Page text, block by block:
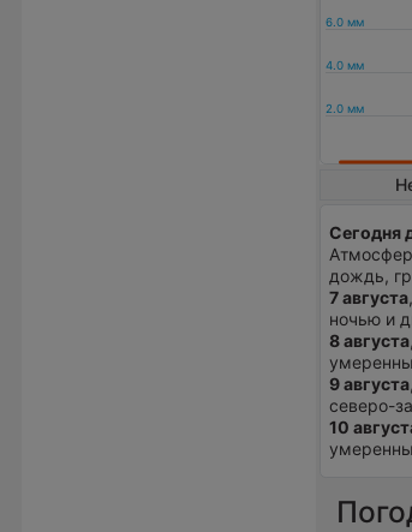
Сегодня
дождь,
7 августа
ночью и
8 августа
9 августа
северо-
10